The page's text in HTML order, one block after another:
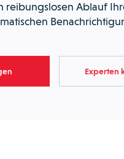
reibungslosen Ablauf
Experten